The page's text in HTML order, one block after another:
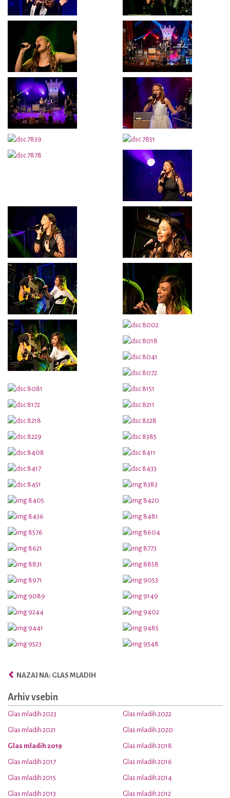
NAZAJ NA: GLAS MLADIH
Arhiv vsebin
Glas mladih 2023 Glas mladih 2022
Glas mladih 2021 Glas mladih 2020
Glas mladih 2019 Glas mladih 2018
Glas mladih 2017 Glas mladih 2016
Glas mladih 2015 Glas mladih 2014
Glas mladih 2013 Glas mladih 2012